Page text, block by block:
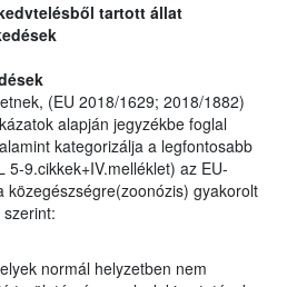
tartott állat
(EU 2018/1629; 2018/1882)
alapján jegyzékbe foglal
kategorizálja a legfontosabb
9.cikkek+IV.melléklet) az EU-
közegészségre(zoonózis) gyakorolt
normál helyzetben nem